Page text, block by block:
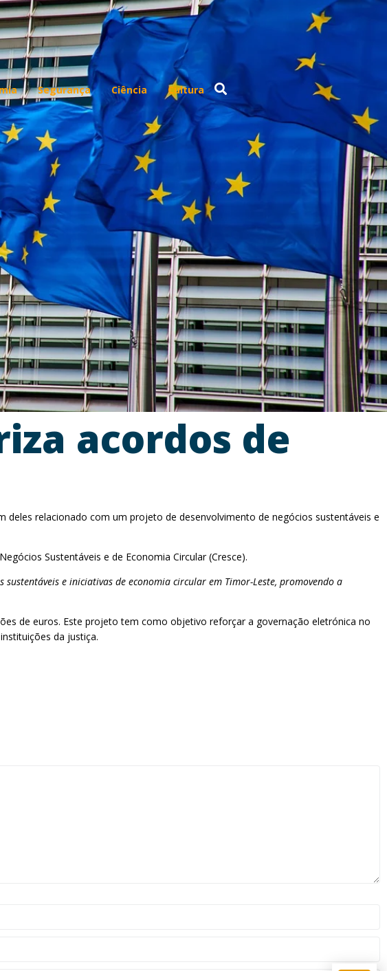
Segurança Ciência Cultura
acordos de
relacionado com um projeto de desenvolvimento de negócios sustentáveis e
Sustentáveis e de Economia Circular (Cresce).
sustentáveis e iniciativas de economia circular em Timor-Leste, promovendo a
de euros. Este projeto tem como objetivo reforçar a governação eletrónica no
da justiça.